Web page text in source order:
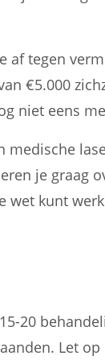
tegen
€5.000
niet eens
medische
je graag
wet kunt
20
Let op